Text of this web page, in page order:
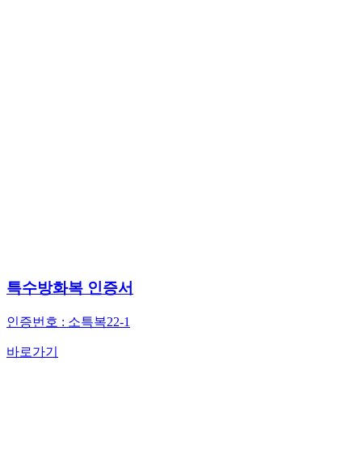
특수방화복 인증서
인증번호 : 소특복22-1
바로가기